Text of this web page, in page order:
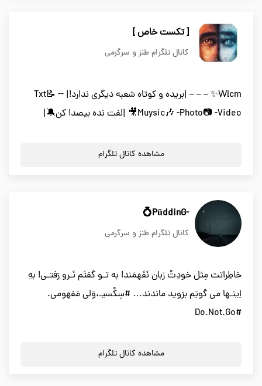
[ تکست خاص ]
کانال تلگرام طنز و سرگرمی
Wlcm✨ – – – |بریده و کوتاه شعبه دیگری ندارد!| -Txt📝 -
Muysic🎶 -Photo📷 -Video🎥 |لفت نده بیصدا کن🔕|
مشاهده کانال تلگرام
-PūddinG💍
کانال تلگرام طنز و سرگرمی
خاطِراتت مِثل خودِتْ زبان نَفَهمَند! به تـو گفتَم نَـرو رَفتـی! بهِ
اِینـها می گویَم برَوید ماندند… #سِکْسیـ،وَلی مَفهومی.
#Do.Not.Go
مشاهده کانال تلگرام